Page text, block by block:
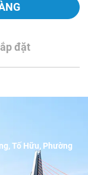
đặt
Tố Hữu, Phường